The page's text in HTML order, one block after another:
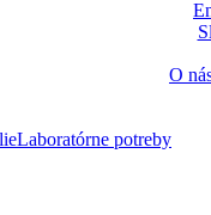
O
Laboratórne potreby